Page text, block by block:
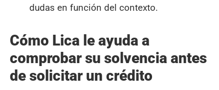
dudas en función del contexto.
Cómo Lica le ayuda a
comprobar su solvencia antes
de solicitar un crédito